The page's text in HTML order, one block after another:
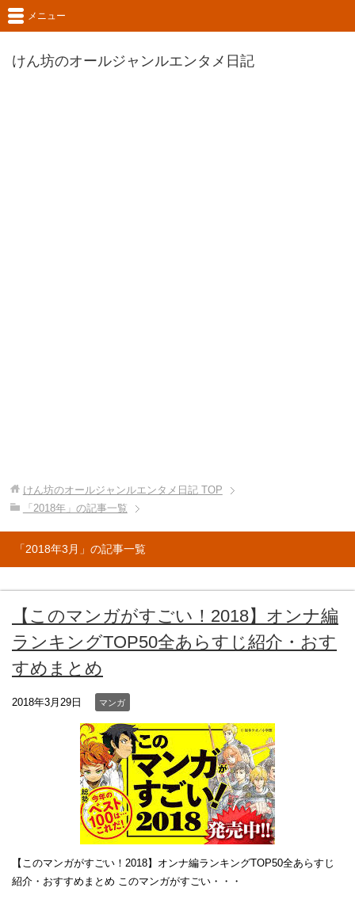
けん坊のオールジャンルエンタメ日記
メニュー
けん坊のオールジャンルエンタメ日記TOP
「2018年」の記事一覧
「2018年3月」の記事一覧
【このマンガがすごい！2018】オンナ編
ランキングTOP50全あらすじ紹介・おす
すめまとめ
2018年3月29日 マンガ
【このマンガがすごい！2018】オンナ編ランキングTOP50全あらすじ
紹介・おすすめまとめ このマンガがすごい・・・